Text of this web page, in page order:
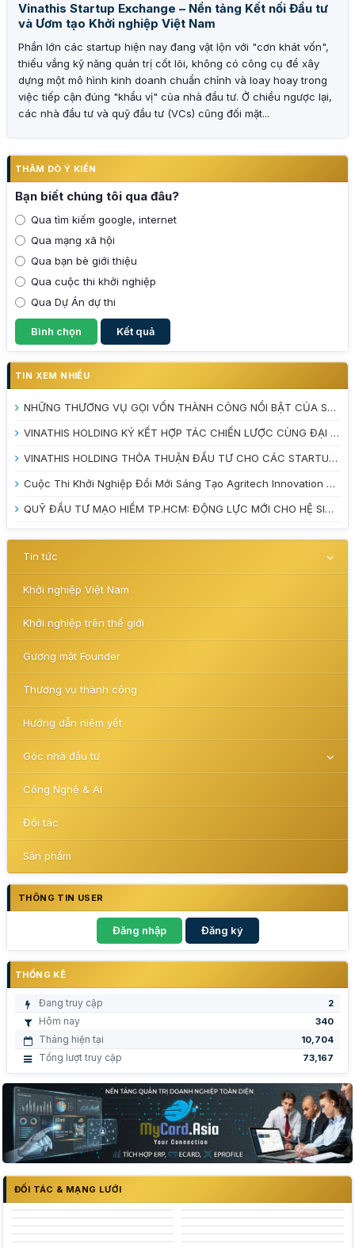
Vinathis Startup Exchange – Nền tảng Kết nối Đầu tư
và Ươm tạo Khởi nghiệp Việt Nam
Phần lớn các startup hiện nay đang vật lộn với "cơn khát vốn",
thiếu vắng kỹ năng quản trị cốt lõi, không có công cụ để xây
dựng một mô hình kinh doanh chuẩn chỉnh và loay hoay trong
việc tiếp cận đúng "khẩu vị" của nhà đầu tư. Ở chiều ngược lại,
các nhà đầu tư và quỹ đầu tư (VCs) cũng đối mặt...
THĂM DÒ Ý KIẾN
Bạn biết chúng tôi qua đâu?
Qua tìm kiếm google, internet
Qua mạng xã hội
Qua bạn bè giới thiệu
Qua cuộc thi khởi nghiệp
Qua Dự Án dự thi
TIN XEM NHIỀU
NHỮNG THƯƠNG VỤ GỌI VỐN THÀNH CÔNG NỔI BẬT CỦA STARTUP VIỆT NAM NĂM 2025
VINATHIS HOLDING KÝ KẾT HỢP TÁC CHIẾN LƯỢC CÙNG ĐẠI HỌC TRÀ VINH VÀ VƯỜN ƯƠM DOANH NGHIỆP TỈNH VĨNH LONG
VINATHIS HOLDING THỎA THUẬN ĐẦU TƯ CHO CÁC STARTUP TẠI CUỘC THI INNOBE 2026
Cuộc Thi Khởi Nghiệp Đổi Mới Sáng Tạo Agritech Innovation 2026: Đánh Thức Tiềm Năng Nông Nghiệp Xanh
QUỸ ĐẦU TƯ MẠO HIỂM TP.HCM: ĐỘNG LỰC MỚI CHO HỆ SINH THÁI KHỞI NGHIỆP ĐỔI MỚI SÁNG TẠO
Tin tức
Khởi nghiệp Việt Nam
Khởi nghiệp trên thế giới
Gương mặt Founder
Thương vụ thành công
Hướng dẫn niêm yết
Góc nhà đầu tư
Công Nghệ & AI
Đối tác
Sản phẩm
THÔNG TIN USER
Đăng nhập Đăng ký
THỐNG KÊ
Đang truy cập 2
Hôm nay 340
Tháng hiện tại 10,704
Tổng lượt truy cập 73,167
ĐỐI TÁC & MẠNG LƯỚI